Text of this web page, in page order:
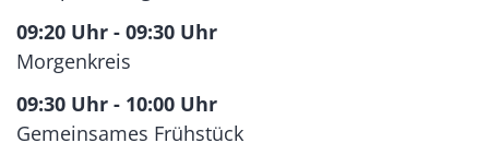
09:20 Uhr - 09:30 Uhr
Morgenkreis
09:30 Uhr - 10:00 Uhr
Gemeinsames Frühstück